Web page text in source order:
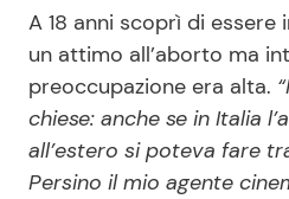
A 18 anni scoprì di essere
un attimo all’aborto ma
preoccupazione era alta.
chiese: anche se in Italia
all’estero si poteva fare
Persino il mio agente